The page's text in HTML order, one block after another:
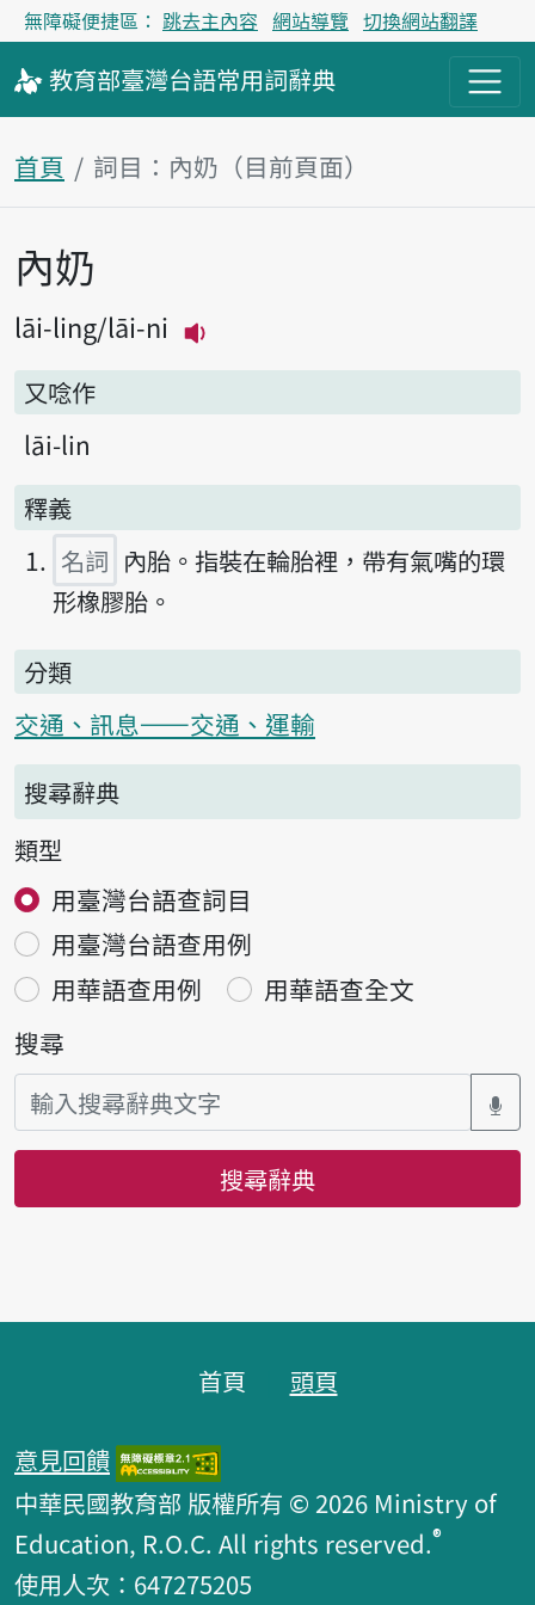
無障礙便捷區： 跳去主內容 網站導覽 切換網站翻譯
教育部臺灣台語常用詞辭典
首頁 詞目：內奶（目前頁面）
主內容區塊
內奶
lāi-ling lāi-ni
又唸作
lāi-lin
釋義
名詞 內胎。指裝在輪胎裡，帶有氣嘴的環
形橡膠胎。
分類
交通、訊息——交通、運輸
搜尋辭典
類型
用臺灣台語查詞目
用臺灣台語查用例
用華語查用例
用華語查全文
搜尋
搜尋辭典
首頁 頭頁
意見回饋
中華民國教育部 版權所有 © 2026 Ministry of
Education, R.O.C. All rights reserved.®
使用人次：647275205